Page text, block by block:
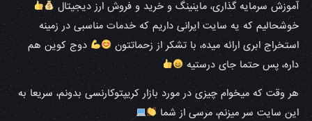
آموزش سرمایه گذاری، ماینینگ و خرید و فروش ارز دیجیتال
خوشحالیم که یه سایت ایرانی داریم که خدمات مناسبی در زمینه
استخراج ابری ارائه میده، با تشکر از زحماتتون
دوج کوین هم
داره، پس حتما جای درستیه
هر وقت که میخوام چیزی در مورد بازار کریپتوکارنسی بدونم، سریعا به
این سایت سر میزنم، مرسی از شما